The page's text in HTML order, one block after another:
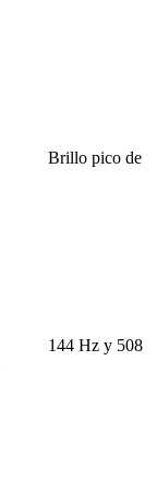
Brillo pico de
144 Hz y 508